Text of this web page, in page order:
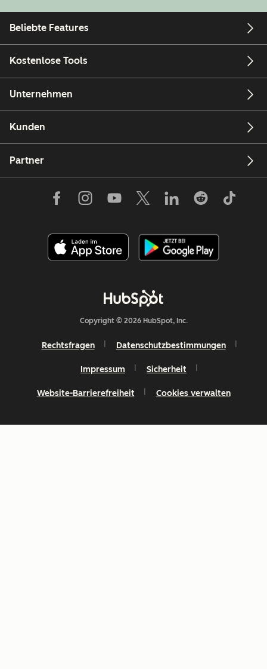
Beliebte Features
Kostenlose Tools
Unternehmen
Kunden
Partner
Copyright © 2026 HubSpot, Inc.
Rechtsfragen Datenschutzbestimmungen
Impressum Sicherheit
Website-Barrierefreiheit Cookies verwalten